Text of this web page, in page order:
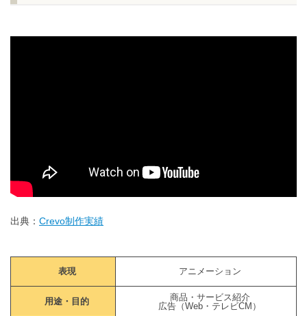
出典： Crevo制作実績
表現 アニメーション
用途・目的
商品・サービス紹介
広告（Web・テレビCM）